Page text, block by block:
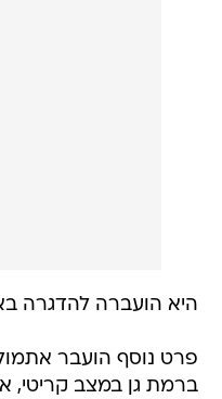
היא הועברה להדגרה
פרט נוסף הועבר
ברמת גן במצב קריטי,